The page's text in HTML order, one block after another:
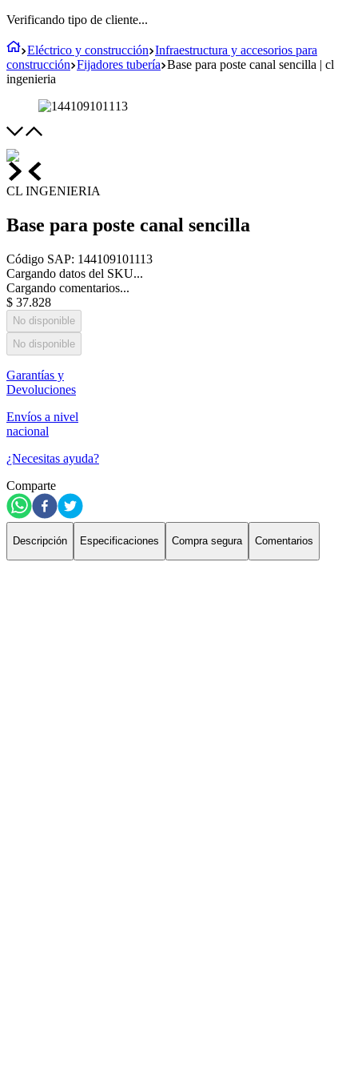
Verificando tipo de cliente...
Eléctrico y construcción Infraestructura y accesorios para
construcción Fijadores tubería Base para poste canal sencilla | cl
ingenieria
CL INGENIERIA
Base para poste canal sencilla
Código SAP: 144109101113
Cargando datos del SKU...
Cargando comentarios...
$ 37.828
No disponible
No disponible
Garantías y
Devoluciones
Envíos a nivel
nacional
¿Necesitas ayuda?
Comparte
Descripción Especificaciones Compra segura Comentarios